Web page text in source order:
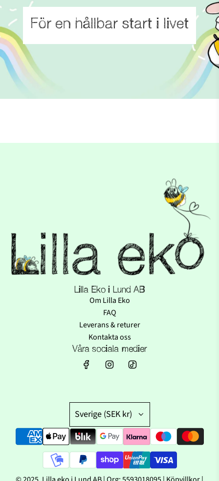
För en hållbar start i livet
Lilla Eko i Lund AB
Om Lilla Eko
FAQ
Leverans & returer
Kontakta oss
Våra sociala medier
Sverige (SEK kr)